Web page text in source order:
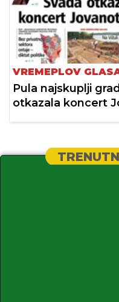
VREMEPLOV
Pula najskuplji
otkazala koncert